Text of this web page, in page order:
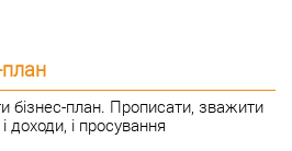
план
бізнес-план. Прописати, зважити
доходи, і просування